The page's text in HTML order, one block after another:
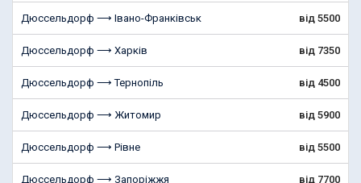
Дюссельдорф ⟶ Івано-Франківськ від 5500
Дюссельдорф ⟶ Харків від 7350
Дюссельдорф ⟶ Тернопіль від 4500
Дюссельдорф ⟶ Житомир від 5900
Дюссельдорф ⟶ Рівне від 5500
Дюссельдорф ⟶ Запоріжжя від 7700